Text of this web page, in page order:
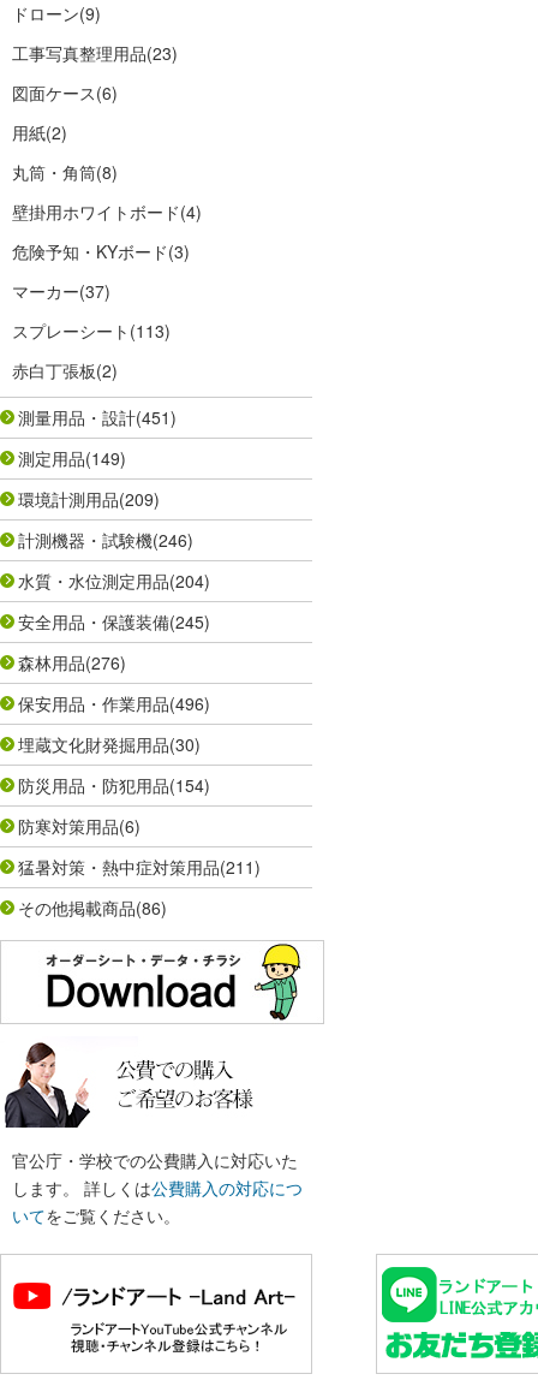
ドローン(9)
工事写真整理用品(23)
図面ケース(6)
用紙(2)
丸筒・角筒(8)
壁掛用ホワイトボード(4)
危険予知・KYボード(3)
マーカー(37)
スプレーシート (113)
赤白丁張板(2)
測量用品・設計(451)
測定用品(149)
環境計測用品(209)
計測機器・試験機(246)
水質・水位測定用品(204)
安全用品・保護装備(245)
森林用品(276)
保安用品・作業用品(496)
埋蔵文化財発掘用品(30)
防災用品・防犯用品(154)
防寒対策用品(6)
猛暑対策・熱中症対策用品(211)
その他掲載商品(86)
官公庁・学校での公費購入に対応いた
します。 詳しくは公費購入の対応につ
いてをご覧ください。